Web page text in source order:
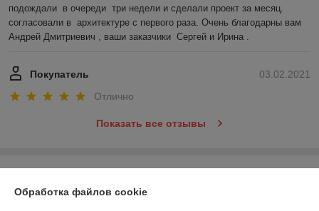
подождали  в очереди  три недели и сделали проект за месяц.
согласовали в  архитектуре с первого раза. Очень благодарны вам
Андрей Дмитриевич , ваши заказчики  Сергей и Ирина .
03.02.2021
Покупатель
Отлично
Показать все отзывы
О нас
Обработка файлов cookie